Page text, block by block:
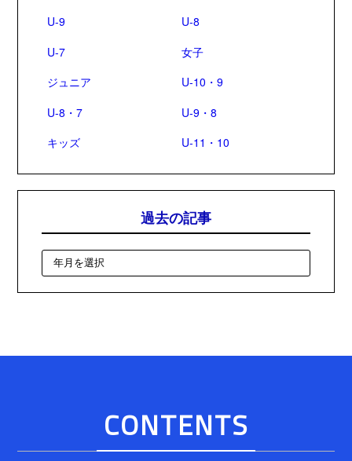
U-9
U-8
U-7
女子
ジュニア
U-10・9
U-8・7
U-9・8
キッズ
U-11・10
過去の記事
CONTENTS